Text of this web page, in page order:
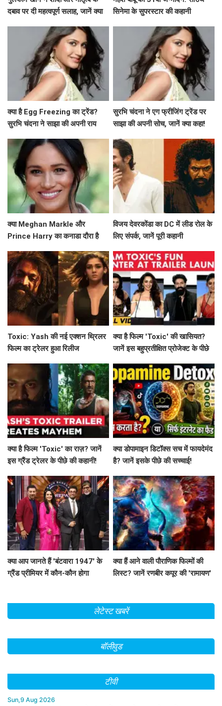
दबाव पर दी महत्वपूर्ण सलाह, जानें क्या
सिनेमा के सुपरस्टार की कहानी
क्या है Egg Freezing का ट्रेंड?
सुरभि चंदना ने साझा की अपनी राय
सुरभि चंदना ने एग फ्रीजिंग ट्रेंड पर
साझा की अपनी सोच, जानें क्या कहा!
क्या Meghan Markle और
Prince Harry का कनाडा दौरा है
विजय देवरकोंडा का DC में लीड रोल के
लिए संपर्क, जानें पूरी कहानी
Toxic: Yash की नई एक्शन थ्रिलर
फिल्म का ट्रेलर हुआ रिलीज
क्या है फिल्म 'Toxic' की खासियत?
जानें इस बहुप्रतीक्षित प्रोजेक्ट के पीछे
क्या है फिल्म 'Toxic' का राज़? जानें
इस ग्रैंड ट्रेलर के पीछे की कहानी!
क्या डोपामाइन डिटॉक्स सच में फायदेमंद
है? जानें इसके पीछे की सच्चाई!
क्या आप जानते हैं 'बंटवारा 1947' के
ग्रैंड प्रीमियर में कौन-कौन होगा
क्या हैं आने वाली पौराणिक फिल्मों की
लिस्ट? जानें रणबीर कपूर की 'रामायण'
लेटेस्ट खबरें
बॉलीवुड
टीवी
Sun,9 Aug 2026